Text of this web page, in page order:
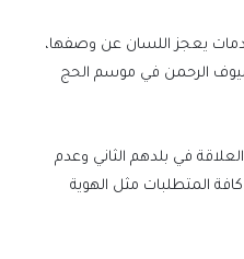
يعجز اللسان عن وصفها،
الرحمن في موسم الحج
في بلدهم الثاني وعدم
المتطلبات مثل الهوية